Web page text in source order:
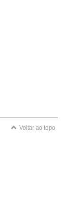
Voltar ao topo